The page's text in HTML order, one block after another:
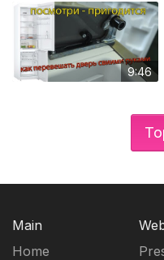
9:46
Main
Home